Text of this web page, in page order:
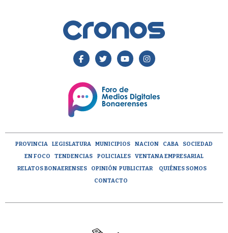
PROVINCIA LEGISLATURA MUNICIPIOS NACION CABA
SOCIEDAD
EN FOCO
TENDENCIAS POLICIALES
VENTANA EMPRESARIAL
RELATOS BONAERENSES
OPINIÓN PUBLICITAR
QUIÉNES SOMOS
CONTACTO